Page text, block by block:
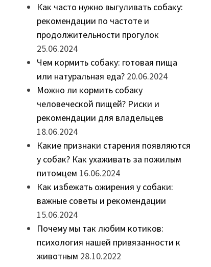
Как часто нужно выгуливать собаку:
рекомендации по частоте и
продолжительности прогулок
25.06.2024
Чем кормить собаку: готовая пища
или натуральная еда? 20.06.2024
Можно ли кормить собаку
человеческой пищей? Риски и
рекомендации для владельцев
18.06.2024
Какие признаки старения появляются
у собак? Как ухаживать за пожилым
питомцем 16.06.2024
Как избежать ожирения у собаки:
важные советы и рекомендации
15.06.2024
Почему мы так любим котиков:
психология нашей привязанности к
животным 28.10.2022